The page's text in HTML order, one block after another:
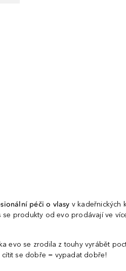
péči o vlasy v kadeřnických
se produkty od evo prodávají ve
evo se zrodila z touhy vyrábět
se dobře = vypadat dobře!